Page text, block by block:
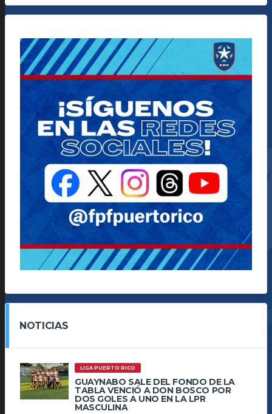
NOTICIAS
LIGA PUERTO RICO
GUAYNABO SALE DEL FONDO DE LA
TABLA VENCIÓ A DON BOSCO POR
DOS GOLES A UNO EN LA LPR
MASCULINA